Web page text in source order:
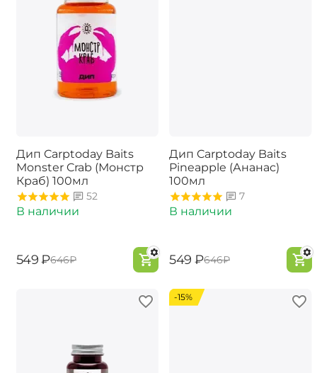
Дип Carptoday Baits
Monster Crab (Монстр
Краб) 100мл
52
В наличии
‍549‍ ₽‍646‍₽
Дип Carptoday Baits
Pineapple (Ананас)
100мл
7
В наличии
‍549‍ ₽‍646‍₽
-15%